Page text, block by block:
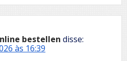
bestellen disse:
às 16:39